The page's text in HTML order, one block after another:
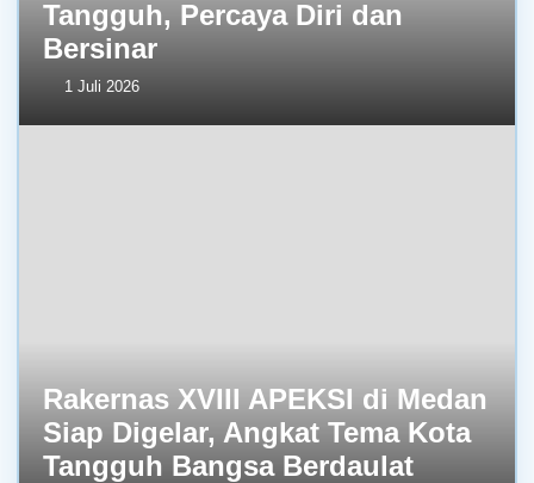
Tangguh, Percaya Diri dan
Bersinar
1 Juli 2026
Rakernas XVIII APEKSI di Medan
Siap Digelar, Angkat Tema Kota
Tangguh Bangsa Berdaulat